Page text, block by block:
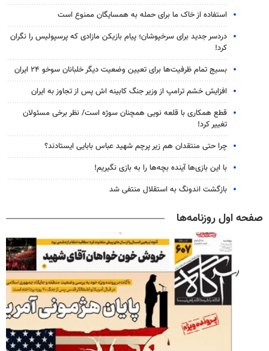
استفاده از خاک ما برای حمله به همسایگان ممنوع است
دردسر جدید برای سرخپوشان؛ پیام بازیکن مازادی که پرسپولیس را نگران
کرد!
بسیج تمام ظرفیت‌ها برای تعیین وضعیت دیگر خلبانان سوخو ۲۴ ایران
افزایش خشم ترامپ از وزیر جنگ کابینه اش پس از تجاوز به ایران
قطع همکاری با قلعه نویی همچنان سوژه است/ نظر برخی مسئولان
تغییر کرد!
چرا حتی منتقدان هم زیر پرچم شهید عباس بابایی ایستادند؟
با این بازی‌ها آینده بچه‌ها را به بازی نگیریم!
بازگشت اندونگ به استقلال منتفی شد
صفحه اول روزنامه‌ها